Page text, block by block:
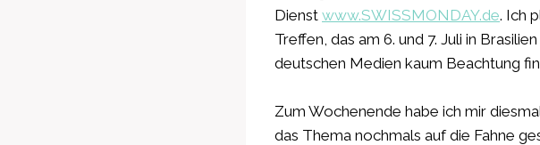
Dienst www.SWISSMONDAY.de. Ich
Treffen, das am 6. und 7. Juli in
deutschen Medien kaum Beachtung
Zum Wochenende habe ich mir
das Thema nochmals auf die Fahne